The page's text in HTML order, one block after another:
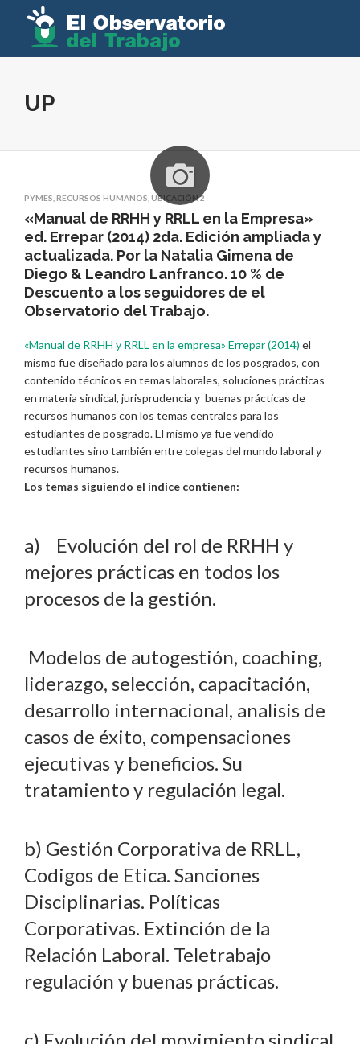
UP
PYMES RECURSOS HUMANOS UBICACIÓN 2
«Manual de RRHH y RRLL en la Empresa»
ed. Errepar (2014) 2da. Edición ampliada y
actualizada. Por la Natalia Gimena de
Diego & Leandro Lanfranco. 10 % de
Descuento a los seguidores de el
Observatorio del Trabajo.
«Manual de RRHH y RRLL en la empresa» Errepar (2014) el
mismo fue diseñado para los alumnos de los posgrados, con
contenido técnicos en temas laborales, soluciones prácticas
en materia sindical, jurisprudencia y buenas prácticas de
recursos humanos con los temas centrales para los
estudiantes de posgrado. El mismo ya fue vendido
estudiantes sino también entre colegas del mundo laboral y
recursos humanos.
Los temas siguiendo el índice contienen:
a) Evolución del rol de RRHH y
mejores prácticas en todos los
procesos de la gestión.
Modelos de autogestión, coaching,
liderazgo, selección, capacitación,
desarrollo internacional, analisis de
casos de éxito, compensaciones
ejecutivas y beneficios. Su
tratamiento y regulación legal.
b) Gestión Corporativa de RRLL,
Codigos de Etica. Sanciones
Disciplinarias. Políticas
Corporativas. Extinción de la
Relación Laboral. Teletrabajo
regulación y buenas prácticas.
c) Evolución del movimiento sindical